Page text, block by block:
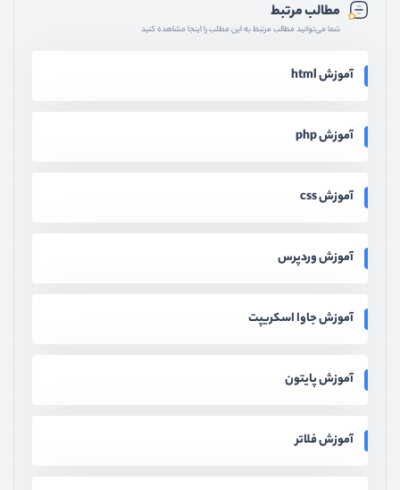
مطالب مرتبط
شما می‌توانید مطالب مرتبط به این مطلب را اینجا مشاهده کنید
آموزش html
آموزش php
آموزش css
آموزش وردپرس
آموزش جاوا اسکریپت
آموزش پایتون
آموزش فلاتر